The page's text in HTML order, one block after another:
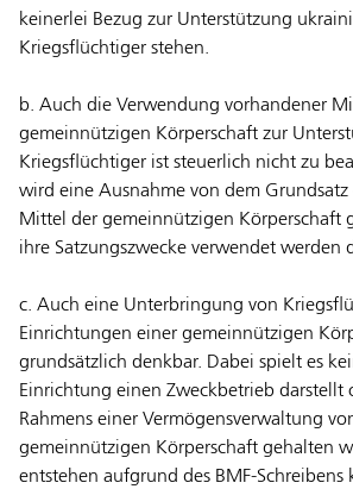
keinerlei Bezug zur Unterstützung
Kriegsflüchtiger stehen.
b. Auch die Verwendung vorhandener
gemeinnützigen Körperschaft zur
Kriegsflüchtiger ist steuerlich nicht zu
wird eine Ausnahme von dem Grundsatz
Mittel der gemeinnützigen Körperschaft
ihre Satzungszwecke verwendet werden
c. Auch eine Unterbringung von
Einrichtungen einer gemeinnützigen
grundsätzlich denkbar. Dabei spielt es
Einrichtung einen Zweckbetrieb darstellt
Rahmens einer Vermögensverwaltung
gemeinnützigen Körperschaft gehalten
entstehen aufgrund des BMF-Schreibens